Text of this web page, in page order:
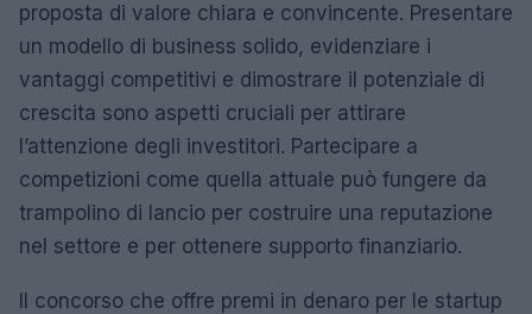
proposta di valore chiara e convincente. Presentare
un modello di business solido, evidenziare i
vantaggi competitivi e dimostrare il potenziale di
crescita sono aspetti cruciali per attirare
l’attenzione degli investitori. Partecipare a
competizioni come quella attuale può fungere da
trampolino di lancio per costruire una reputazione
nel settore e per ottenere supporto finanziario.
Il concorso che offre premi in denaro per le startup